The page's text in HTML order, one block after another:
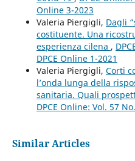
Online 3-2023
Valeria Piergigli, Dagli
costituente. Una
esperienza cilena ,
DPCE Online 1-2021
Valeria Piergigli, Corti
l’onda lunga della
sanitaria. Quali
DPCE Online: Vol. 57
Similar Articles